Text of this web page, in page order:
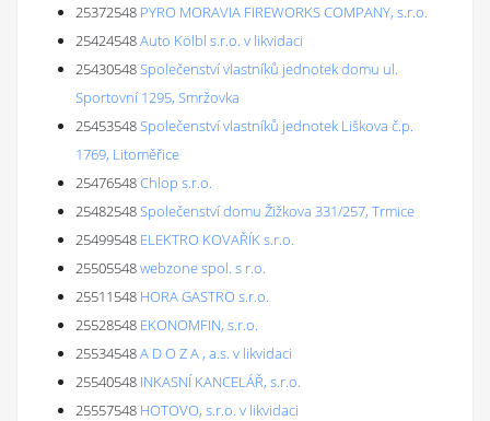
25372548 PYRO MORAVIA FIREWORKS COMPANY, s.r.o.
25424548Auto Kölbl s.r.o. v likvidaci
25430548Společenství vlastníků jednotek domu ul.
Sportovní 1295, Smržovka
25453548Společenství vlastníků jednotek Liškova č.p.
1769, Litoměřice
25476548Chlop s.r.o.
25482548Společenství domu Žižkova 331/257, Trmice
25499548 ELEKTRO KOVAŘÍK s.r.o.
25505548webzone spol. s r.o.
25511548 HORA GASTRO s.r.o.
25528548 EKONOMFIN, s.r.o.
25534548A D O Z A , a.s. v likvidaci
25540548 INKASNÍ KANCELÁŘ, s.r.o.
25557548 HOTOVO, s.r.o. v likvidaci